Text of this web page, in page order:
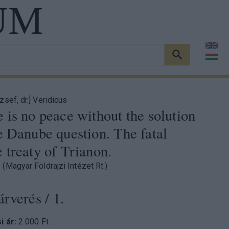
KERESÉS
dr.] Veridicus
is no peace without the solution
Danube question. The fatal
treaty of Trianon.
(Magyar Földrajzi Intézet Rt.)
/ 1.
ár: 2 000 Ft